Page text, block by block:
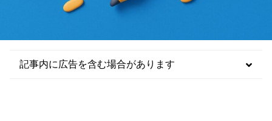
記事内に広告を含む場合があります